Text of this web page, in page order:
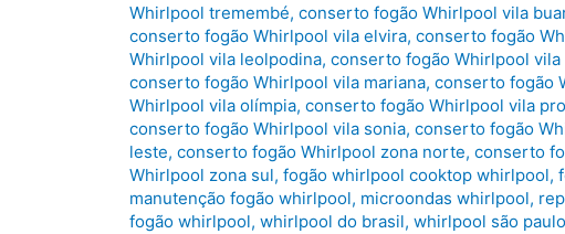
Whirlpool tremembé, conserto fogão Whirlpool vila
conserto fogão Whirlpool vila elvira, conserto fogão
Whirlpool vila leolpodina, conserto fogão Whirlpool vila
conserto fogão Whirlpool vila mariana, conserto fogão
Whirlpool vila olímpia, conserto fogão Whirlpool vila
conserto fogão Whirlpool vila sonia, conserto fogão
leste, conserto fogão Whirlpool zona norte, conserto
Whirlpool zona sul, fogão whirlpool cooktop whirlpool,
manutenção fogão whirlpool, microondas whirlpool,
fogão whirlpool, whirlpool do brasil, whirlpool são paulo